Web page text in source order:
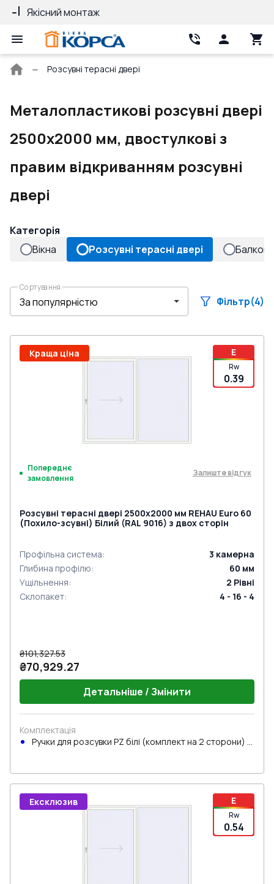
Якісний монтаж
Головна
Розсувні терасні двері
Металопластикові розсувні двері
2500x2000 мм, двостулкові з
правим відкриванням розсувні
двері
Категорія
Вікна
Розсувні терасні двері
Сортування
Фільтр(4)
E
Rw
0.39
Краща ціна
Попереднє
замовлення
Залиште відгук
Розсувні терасні двері 2500x2000 мм REHAU Euro 60
(Похило-зсувні) Білий (RAL 9016) з двох сторін
Профільна система: 3 камерна
Глибина профілю: 60 мм
Ущільнення: 2 Рівні
Склопакет: 4 - 16 - 4
₴101,327.53
₴70,929.27
Детальніше / Змінити
Комплектація
Ручки для розсувки PZ білі (комплект на 2 сторони) з
E
Rw
0.54
Ексклюзив